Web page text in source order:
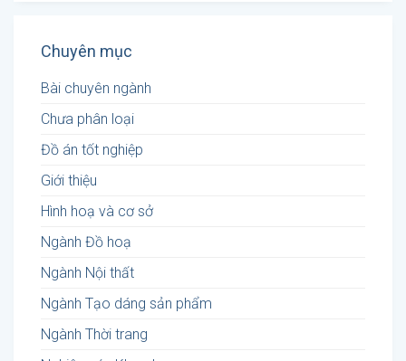
Chuyên mục
Bài chuyên ngành
Chưa phân loại
Đồ án tốt nghiệp
Giới thiệu
Hình hoạ và cơ sở
Ngành Đồ hoạ
Ngành Nội thất
Ngành Tạo dáng sản phẩm
Ngành Thời trang